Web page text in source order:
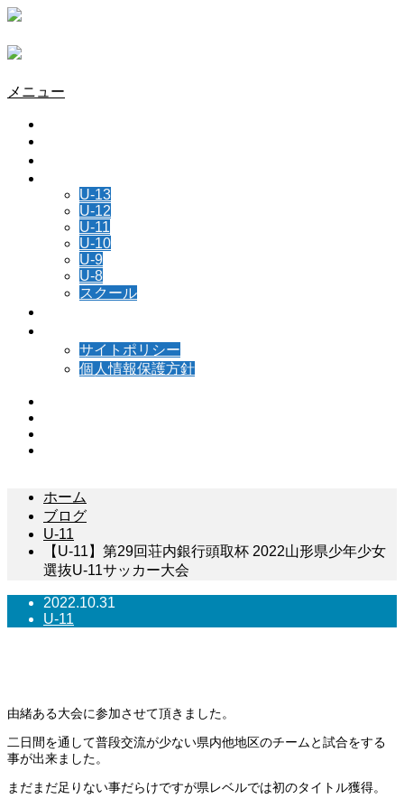
メニュー
U-13
U-12
U-11
U-10
U-9
U-8
スクール
サイトポリシー
個人情報保護方針
ホーム
ブログ
U-11
【U-11】第29回荘内銀行頭取杯 2022山形県少年少女
選抜U-11サッカー大会
2022.10.31
U-11
由緒ある大会に参加させて頂きました。
二日間を通して普段交流が少ない県内他地区のチームと試合をする
事が出来ました。
まだまだ足りない事だらけですが県レベルでは初のタイトル獲得。